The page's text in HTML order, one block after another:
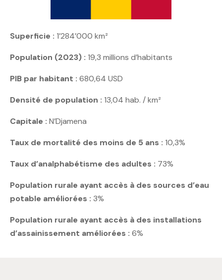
Superficie : 1’284’000 km²
Population (2023) : 19,3 millions d’habitants
PIB par habitant : 680,64 USD
Densité de population : 13,04 hab. / km²
Capitale : N’Djamena
Taux de mortalité des moins de 5 ans : 10,3%
Taux d’analphabétisme des adultes : 73%
Population rurale ayant accès à des sources d’eau
potable améliorées : 3%
Population rurale ayant accès à des installations
d’assainissement améliorées : 6%